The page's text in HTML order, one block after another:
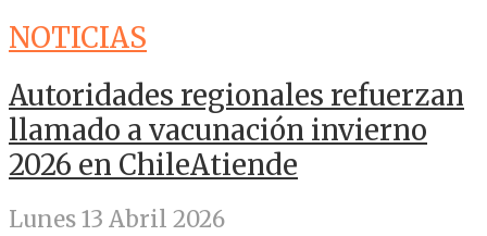
NOTICIAS
Autoridades regionales refuerzan
llamado a vacunación invierno
2026 en ChileAtiende
Lunes 13 Abril 2026